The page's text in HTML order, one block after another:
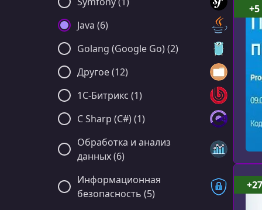
Java (6)
Golang (Google Go) (2)
Другое (12)
1C-Битрикс (1)
C Sharp (C#) (1)
Обработка и анализ
данных (6)
Информационная
безопасность (5)
+5
+27